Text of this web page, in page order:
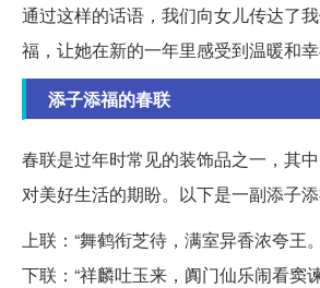
通过这样的话语，我们向女儿传达了
福，让她在新的一年里感受到温暖和幸
添子添福的春联
春联是过年时常见的装饰品之一，其
对美好生活的期盼。以下是一副添子添
上联：“舞鹤衔芝待，满室异香浓夸王
下联：“祥麟吐玉来，阗门仙乐闹看窦